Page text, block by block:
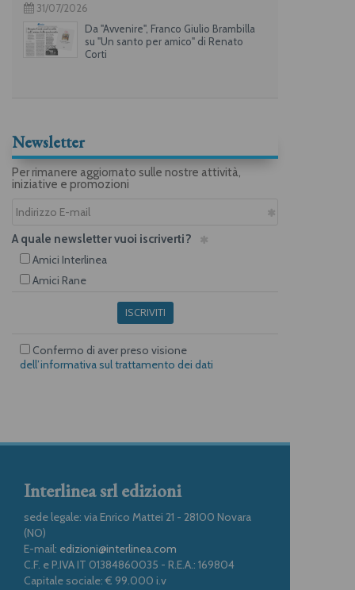
31/07/2026
Da "Avvenire", Franco Giulio Brambilla
su "Un santo per amico" di Renato
Corti
Newsletter
Per rimanere aggiornato sulle nostre attività,
iniziative e promozioni
A quale newsletter vuoi iscriverti?
Amici Interlinea
Amici Rane
ISCRIVITI
Confermo di aver preso visione
dell’informativa sul trattamento dei dati
Interlinea srl edizioni
sede legale: via Enrico Mattei 21 - 28100 Novara
(NO)
E-mail: edizioni@interlinea.com
C.F. e P.IVA IT 01384860035 - R.E.A.: 169804
Capitale sociale: € 99.000 i.v